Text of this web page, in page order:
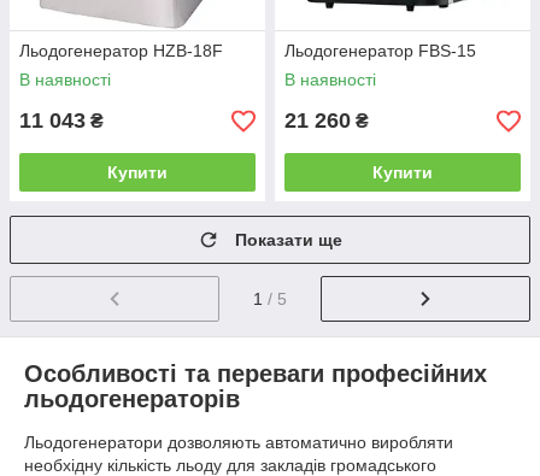
Льодогенератор HZB-18F
В наявності
11 043 ₴
Купити
Льодогенератор FBS-15
В наявності
21 260 ₴
Купити
Показати ще
1 / 5
Особливості та переваги професійних
льодогенераторів
Льодогенератори дозволяють автоматично виробляти
необхідну кількість льоду для закладів громадського